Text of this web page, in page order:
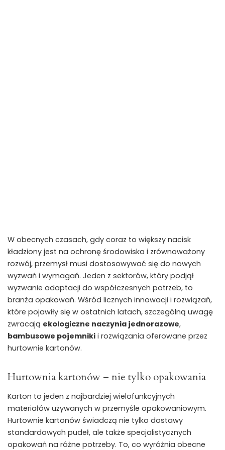
W obecnych czasach, gdy coraz to większy nacisk
kładziony jest na ochronę środowiska i zrównoważony
rozwój, przemysł musi dostosowywać się do nowych
wyzwań i wymagań. Jeden z sektorów, który podjął
wyzwanie adaptacji do współczesnych potrzeb, to
branża opakowań. Wśród licznych innowacji i rozwiązań,
które pojawiły się w ostatnich latach, szczególną uwagę
zwracają ekologiczne naczynia jednorazowe,
bambusowe pojemniki i rozwiązania oferowane przez
hurtownie kartonów.
Hurtownia kartonów – nie tylko opakowania
Karton to jeden z najbardziej wielofunkcyjnych
materiałów używanych w przemyśle opakowaniowym.
Hurtownie kartonów świadczą nie tylko dostawy
standardowych pudeł, ale także specjalistycznych
opakowań na różne potrzeby. To, co wyróżnia obecne